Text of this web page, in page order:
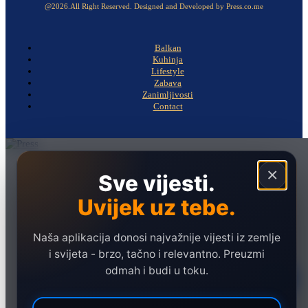
@2026.All Right Reserved. Designed and Developed by Press.co.me
Balkan
Kuhinja
Lifestyle
Zabava
Zanimljivosti
Contact
×
Sve vijesti.
Uvijek uz tebe.
Naša aplikacija donosi najvažnije vijesti iz zemlje
i svijeta - brzo, tačno i relevantno. Preuzmi
odmah i budi u toku.
Ekonomija